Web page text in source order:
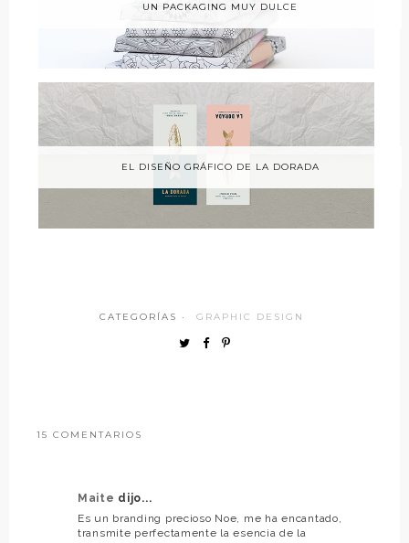
UN PACKAGING MUY DULCE
EL DISEÑO GRÁFICO DE LA DORADA
CATEGORÍAS · GRAPHIC DESIGN
15 COMENTARIOS
Maite dijo...
Es un branding precioso Noe, me ha encantado,
transmite perfectamente la esencia de la